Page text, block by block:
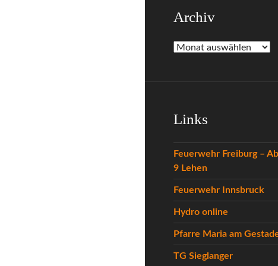
Archiv
Archiv
Links
Feuerwehr Freiburg –
9 Lehen
Feuerwehr Innsbruck
Hydro online
Pfarre Maria am
TG Sieglanger